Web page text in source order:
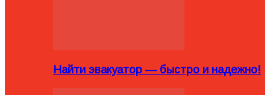
Найти эвакуатор — быстро и надежно!